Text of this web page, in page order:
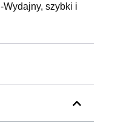
-Wydajny, szybki i